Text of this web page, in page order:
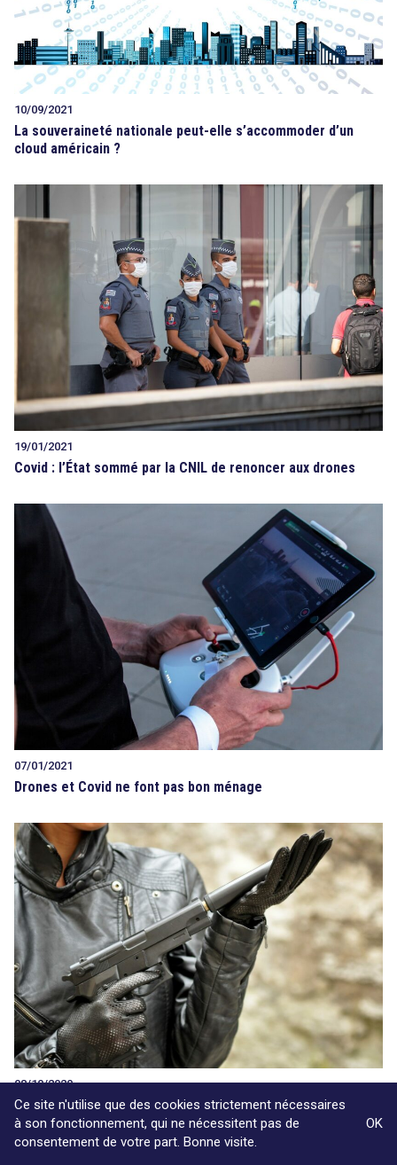
10/09/2021
La souveraineté nationale peut-elle s’accommoder d’un
cloud américain ?
19/01/2021
Covid : l’État sommé par la CNIL de renoncer aux drones
07/01/2021
Drones et Covid ne font pas bon ménage
08/10/2020
Terrorisme et vie privée sont-ils inconciliables ?
Ce site n'utilise que des cookies strictement nécessaires
à son fonctionnement, qui ne nécessitent pas de
consentement de votre part. Bonne visite.
OK